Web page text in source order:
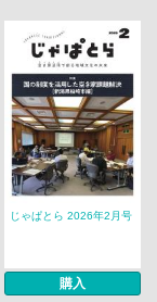
じゃぱとら 2026年2月号
購入